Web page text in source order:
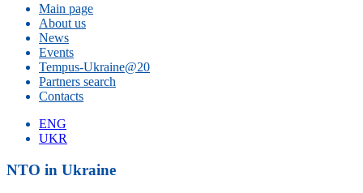
Main page
About us
News
Events
Tempus-Ukraine@20
Partners search
Contacts
ENG
UKR
NTO in Ukraine